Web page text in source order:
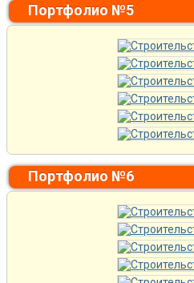
Портфолио №5
Портфолио №6